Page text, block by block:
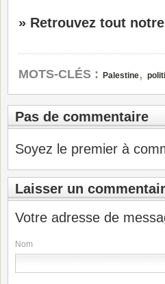
» Retrouvez tout notre
MOTS-CLÉS : Palestine,
Pas de commentaire
Soyez le premier à
Laisser un
Votre adresse de
Nom